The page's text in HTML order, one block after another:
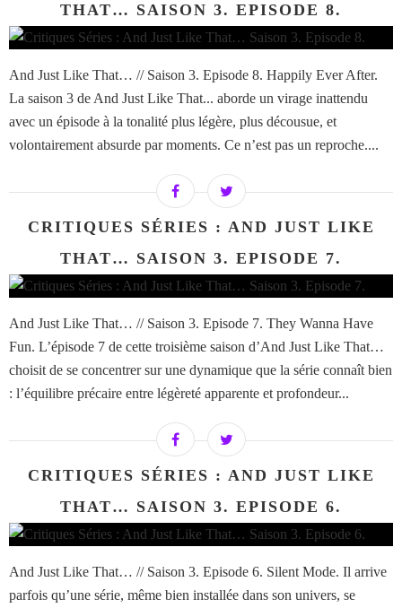
THAT… SAISON 3. EPISODE 8.
And Just Like That… // Saison 3. Episode 8. Happily Ever After.
La saison 3 de And Just Like That... aborde un virage inattendu
avec un épisode à la tonalité plus légère, plus décousue, et
volontairement absurde par moments. Ce n’est pas un reproche....
CRITIQUES SÉRIES : AND JUST LIKE
THAT… SAISON 3. EPISODE 7.
And Just Like That… // Saison 3. Episode 7. They Wanna Have
Fun. L’épisode 7 de cette troisième saison d’And Just Like That…
choisit de se concentrer sur une dynamique que la série connaît bien
: l’équilibre précaire entre légèreté apparente et profondeur...
CRITIQUES SÉRIES : AND JUST LIKE
THAT… SAISON 3. EPISODE 6.
And Just Like That… // Saison 3. Episode 6. Silent Mode. Il arrive
parfois qu’une série, même bien installée dans son univers, se